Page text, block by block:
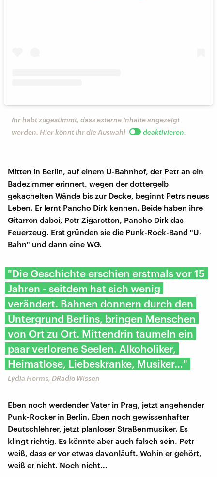
Ihr habt zugestimmt, dass externe Inhalte angezeigt
werden. Hier könnt ihr die Auswahl
deaktivieren.
Mitten in Berlin, auf einem U-Bahnhof, der Petr an ein
Badezimmer erinnert, wegen der dottergelb
gekachelten Wände bis zur Decke, beginnt Petrs neues
Leben. Er lernt Pancho Dirk kennen. Beide haben ihre
Gitarren dabei, Petr Zigaretten, Pancho Dirk das
Feuerzeug. Erst gründen sie die Punk-Rock-Band "U-
Bahn" und dann eine WG.
"Die Geschichte erschien erstmals vor 15
Jahren - seitdem hat sich wenig
verändert. Bahnen donnern durch den
Untergrund Berlins, bringen Menschen
von Ort zu Ort. Mittendrin taumeln ein
paar verlorene Seelen. Alkoholiker,
Heimatlose, Liebeskranke, Musiker…"
Lydia Herms, DRadio Wissen
Eben noch werdender Vater in Prag, jetzt angehender
Punk-Rocker in Berlin. Eben noch gewissenhafter
Deutschlehrer, jetzt planloser Straßenmusiker. Es
klingt richtig. Es könnte aber auch falsch sein. Petr
weiß, dass er vor etwas davonläuft. Wohin er gehört,
weiß er nicht. Noch nicht...